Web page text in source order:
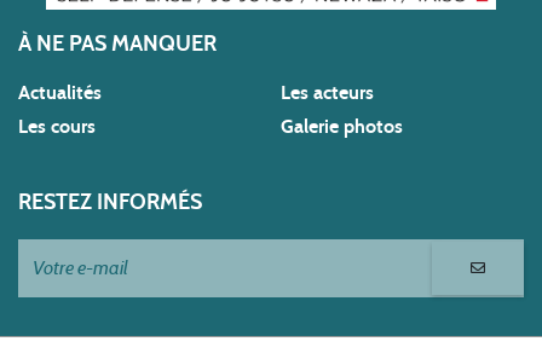
À NE PAS MANQUER
Actualités
Les cours
Les acteurs
Galerie photos
RESTEZ INFORMÉS